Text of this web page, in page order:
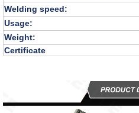
Welding speed:
Usage:
Weight:
Certificate